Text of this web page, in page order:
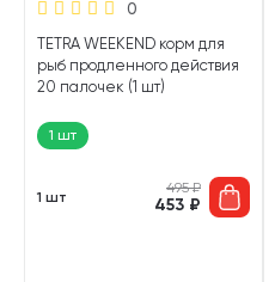
0
TETRA WEEKEND корм для
рыб продленного действия
20 палочек (1 шт)
1 шт
1 шт
495₽
453 ₽